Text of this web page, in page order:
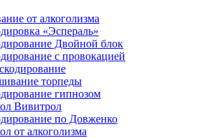
от алкоголизма
«Эспераль»
Двойной блок
с провокацией
торпеды
гипнозом
Вивитрол
по Довженко
от алкоголизма